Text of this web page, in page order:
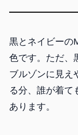
黒とネイビーの
色です。ただ、
ブルゾンに見え
る分、誰が着て
あります。